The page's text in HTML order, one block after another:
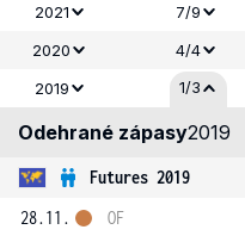
2021
7/9
2020
4/4
2019 1/3
Odehrané zápasy2019
Futures 2019
28.11.
OF